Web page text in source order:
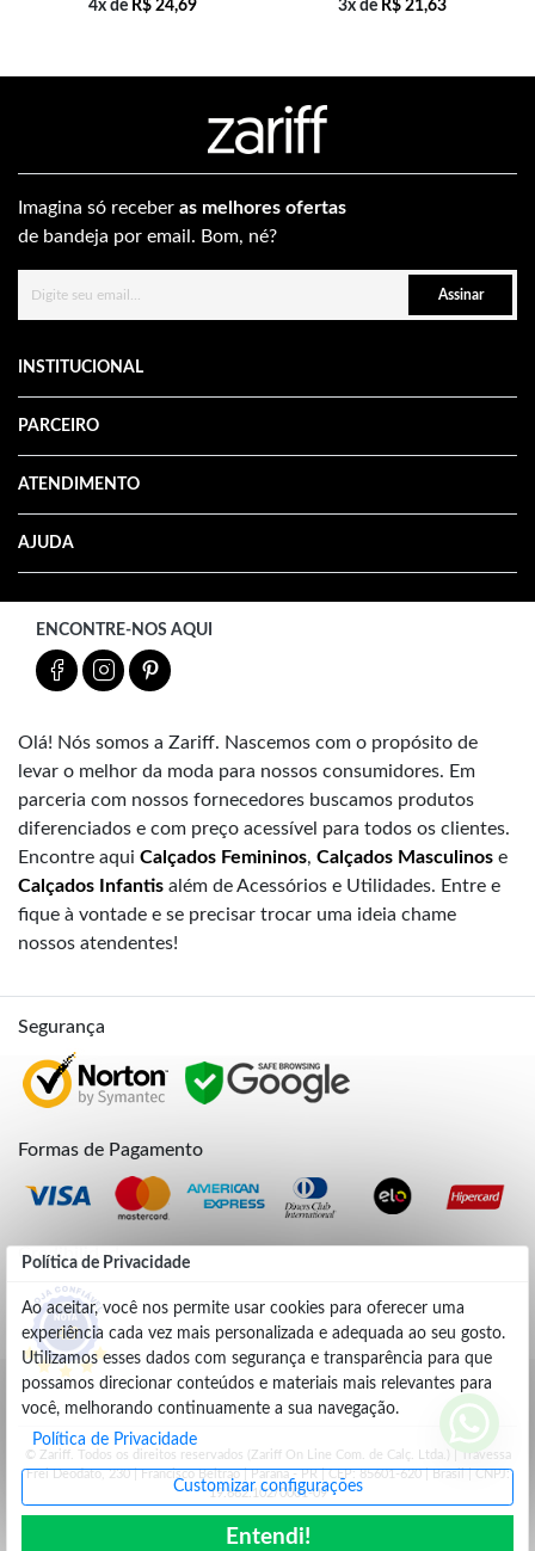
Política de Privacidade
Ao aceitar, você nos permite usar cookies para oferecer uma
experiência cada vez mais personalizada e adequada ao seu gosto.
Utilizamos esses dados com segurança e transparência para que
possamos direcionar conteúdos e materiais mais relevantes para
você, melhorando continuamente a sua navegação.
Política de Privacidade
Customizar configurações
Entendi!
4x de R$ 24,69 3x de R$ 21,63
Imagina só receber as melhores ofertas
de bandeja por email. Bom, né?
Assinar
INSTITUCIONAL
PARCEIRO
ATENDIMENTO
AJUDA
ENCONTRE-NOS AQUI
Olá! Nós somos a Zariff. Nascemos com o propósito de
levar o melhor da moda para nossos consumidores. Em
parceria com nossos fornecedores buscamos produtos
diferenciados e com preço acessível para todos os clientes.
Encontre aqui Calçados Femininos, Calçados Masculinos e
Calçados Infantis além de Acessórios e Utilidades. Entre e
fique à vontade e se precisar trocar uma ideia chame
nossos atendentes!
Segurança
Formas de Pagamento
Credibilidade
4.9
© Zariff. Todos os direitos reservados (Zariff On Line Com. de Calç. Ltda.) | Travessa
Frei Deodato, 230 | Francisco Beltrão | Parana - PR | CEP: 85601-620 | Brasil | CNPJ:
19.662.102/0001-09